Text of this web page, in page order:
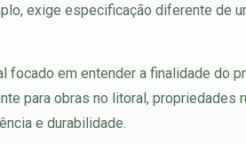
exige especificação diferente de
focado em entender a finalidade do
para obras no litoral,
e durabilidade.